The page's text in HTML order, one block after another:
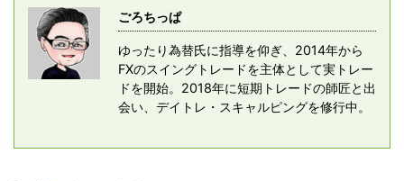
ごろちっぱ
ゆったり為替氏に指導を仰ぎ、2014年から
FXのスイングトレードを主体として実トレー
ドを開始。2018年に短期トレードの師匠と出
会い、デイトレ・スキャルピングを修行中。